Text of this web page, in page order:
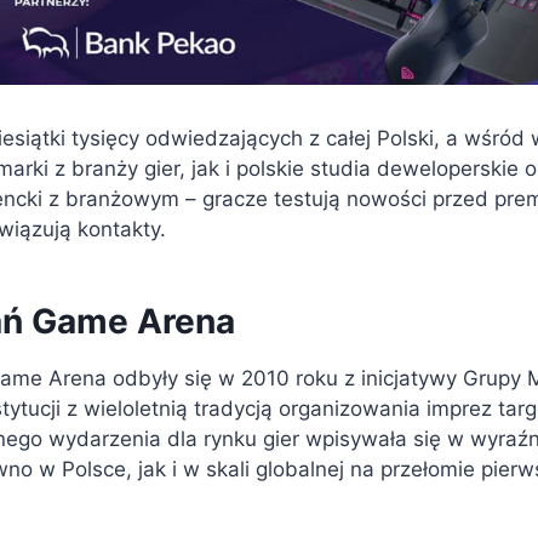
tysięcy odwiedzających z całej Polski, a wśród
z branży gier, jak i polskie studia deweloperskie
z branżowym – gracze testują nowości przed
kontakty.
Game Arena
Arena odbyły się w 2010 roku z inicjatywy Grupy
z wieloletnią tradycją organizowania imprez
wydarzenia dla rynku gier wpisywała się w
w Polsce, jak i w skali globalnej na przełomie